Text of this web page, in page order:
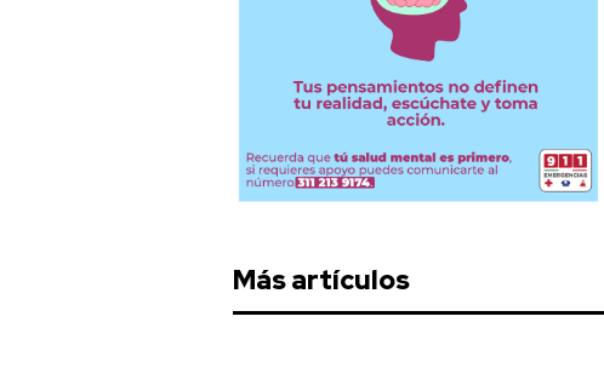
Más artículos